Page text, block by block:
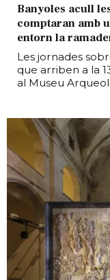
Banyoles acull
comptaran amb
entorn la
Les jornades
que arriben a la
al Museu